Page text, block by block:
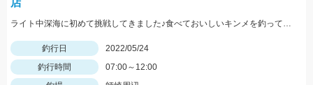
店
ライト中深海に初めて挑戦してきました♪食べておいしいキンメを釣ってみてはいかがでしょうか？ 水深300～400ｍで仕掛けは5～8本針のライト中深海用胴突き仕掛けに250号のオモリを使用しました
釣行日
2022/05/24
釣行時間
07:00～12:00